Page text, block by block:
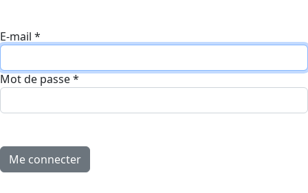
E-mail *
Mot de passe*